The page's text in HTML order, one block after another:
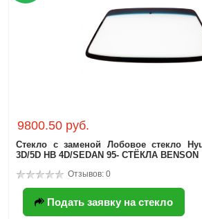
9800.50 руб.
Стекло с заменой Лобовое стекло
3D/5D HB 4D/SEDAN 95- СТЁКЛА BENSON
Отзывов: 0
Подать заявку на стекло